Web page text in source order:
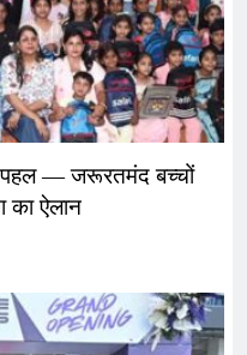
— जरूरतमंद बच्चों
का ऐलान